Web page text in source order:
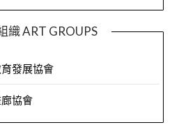
織 ART GROUPS
發展協會
協會